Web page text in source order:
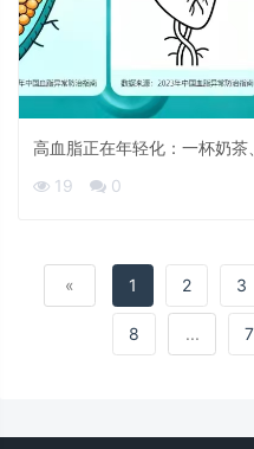
高血脂正在年轻化：一杯奶茶
发炎”
19 0
« 1 2 3
8 ...